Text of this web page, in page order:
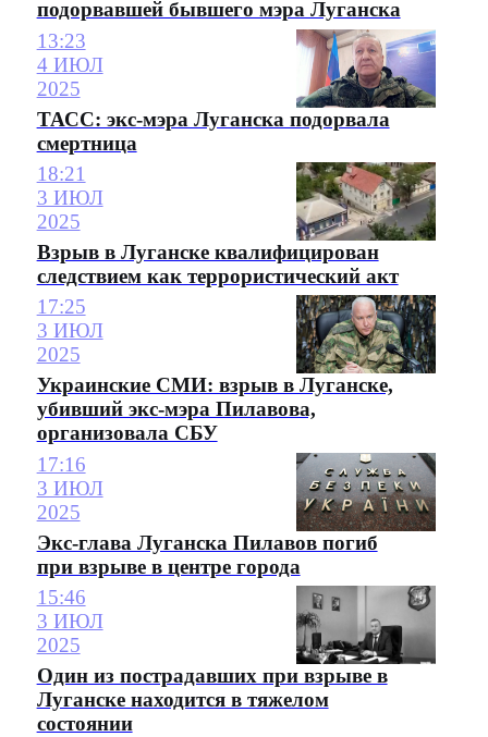
подорвавшей бывшего мэра Луганска
13:23
4 ИЮЛ
2025
ТАСС: экс-мэра Луганска подорвала
смертница
18:21
3 ИЮЛ
2025
Взрыв в Луганске квалифицирован
следствием как террористический акт
17:25
3 ИЮЛ
2025
Украинские СМИ: взрыв в Луганске,
убивший экс-мэра Пилавова,
организовала СБУ
17:16
3 ИЮЛ
2025
Экс-глава Луганска Пилавов погиб
при взрыве в центре города
15:46
3 ИЮЛ
2025
Один из пострадавших при взрыве в
Луганске находится в тяжелом
состоянии